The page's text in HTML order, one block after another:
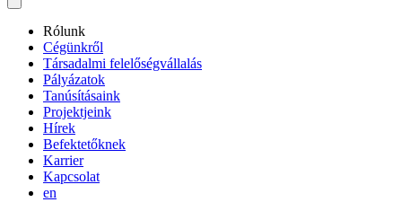
Rólunk
Cégünkről
Társadalmi felelőségvállalás
Pályázatok
Tanúsításaink
Projektjeink
Hírek
Befektetőknek
Karrier
Kapcsolat
en